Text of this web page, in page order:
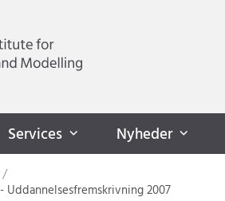
Services Nyheder
2007